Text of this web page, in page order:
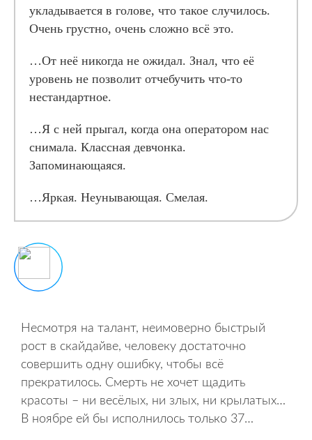
укладывается в голове, что такое случилось.
Очень грустно, очень сложно всё это.
…От неё никогда не ожидал. Знал, что её
уровень не позволит отчебучить что-то
нестандартное.
…Я с ней прыгал, когда она оператором нас
снимала. Классная девчонка.
Запоминающаяся.
…Яркая. Неунывающая. Смелая.
Несмотря на талант, неимоверно быстрый
рост в скайдайве, человеку достаточно
совершить одну ошибку, чтобы всё
прекратилось. Смерть не хочет щадить
красоты – ни весёлых, ни злых, ни крылатых…
В ноябре ей бы исполнилось только 37…